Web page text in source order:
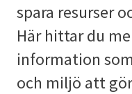
spara resurser
Här hittar du
information
och miljö att